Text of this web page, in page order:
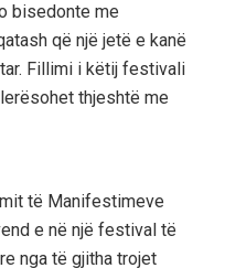
bisedonte me
që një jetë e kanë
Fillimi i këtij festivali
thjeshtë me
të Manifestimeve
e në një festival të
nga të gjitha trojet